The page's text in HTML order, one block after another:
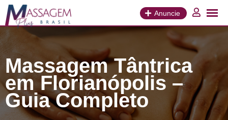
para
conteúdo
Anuncie
Massagem Tântrica
em Florianópolis –
Guia Completo